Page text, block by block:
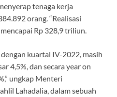
tenaga kerja
orang. “Realisasi
Rp 328,9 triliun.
kuartal IV-2022, masih
4,5%, dan secara year on
ungkap Menteri
Lahadalia, dalam sebuah